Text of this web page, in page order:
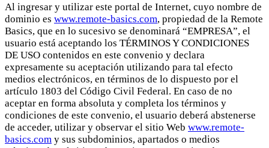
Al ingresar y utilizar este portal de Internet, cuyo nombre de
dominio es www.remote-basics.com, propiedad de la Remote
Basics, que en lo sucesivo se denominará “EMPRESA”, el
usuario está aceptando los TÉRMINOS Y CONDICIONES
DE USO contenidos en este convenio y declara
expresamente su aceptación utilizando para tal efecto
medios electrónicos, en términos de lo dispuesto por el
artículo 1803 del Código Civil Federal. En caso de no
aceptar en forma absoluta y completa los términos y
condiciones de este convenio, el usuario deberá abstenerse
de acceder, utilizar y observar el sitio Web www.remote-
basics.com y sus subdominios, apartados o medios